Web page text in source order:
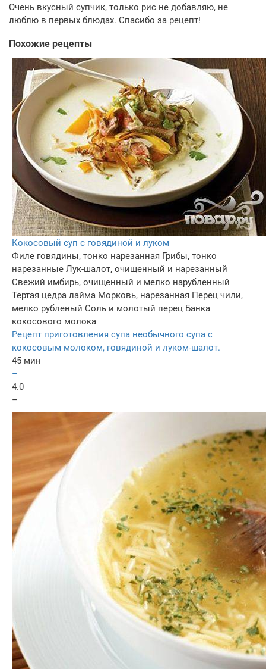
Очень вкусный супчик, только рис не добавляю, не
люблю в первых блюдах. Спасибо за рецепт!
Похожие рецепты
Кокосовый суп с говядиной и луком
Филе говядины, тонко нарезанная Грибы, тонко
нарезанные Лук-шалот, очищенный и нарезанный
Свежий имбирь, очищенный и мелко нарубленный
Тертая цедра лайма Морковь, нарезанная Перец чили,
мелко рубленый Соль и молотый перец Банка
кокосового молока
Рецепт приготовления супа необычного супа с
кокосовым молоком, говядиной и луком-шалот.
45 мин
–
4.0
–